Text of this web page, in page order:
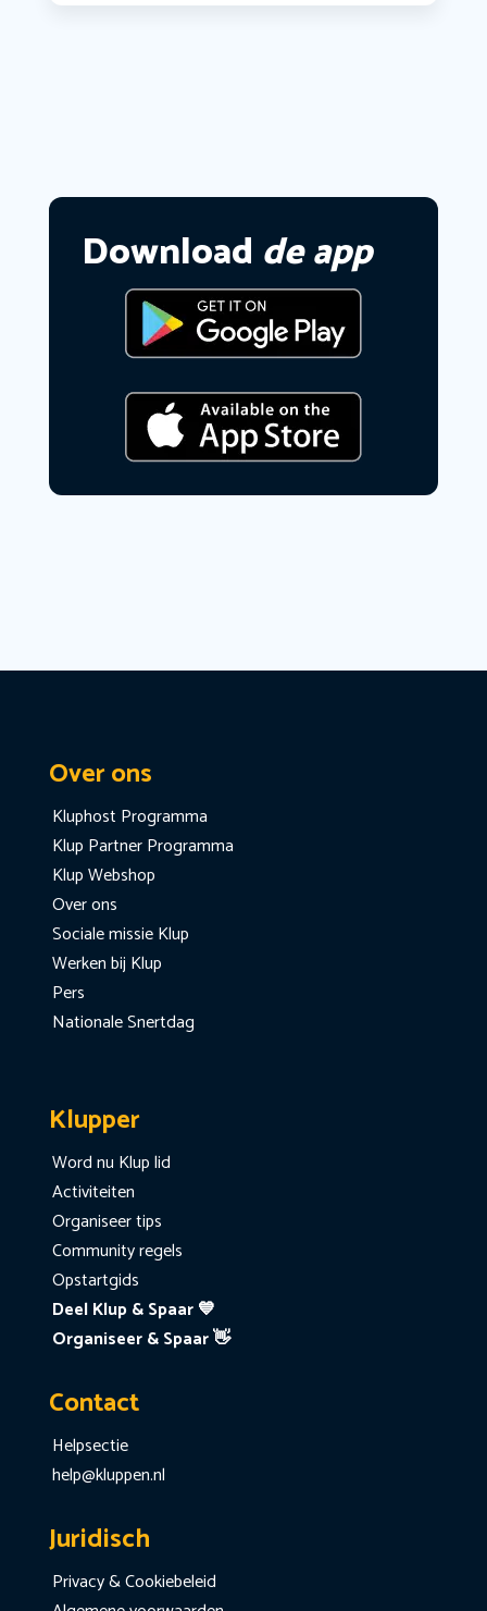
Download de app
Over ons
Kluphost Programma
Klup Partner Programma
Klup Webshop
Over ons
Sociale missie Klup
Werken bij Klup
Pers
Nationale Snertdag
Klupper
Word nu Klup lid
Activiteiten
Organiseer tips
Community regels
Opstartgids
Deel Klup & Spaar 💙
Organiseer & Spaar 👋
Contact
Helpsectie
help@kluppen.nl
Juridisch
Privacy & Cookiebeleid